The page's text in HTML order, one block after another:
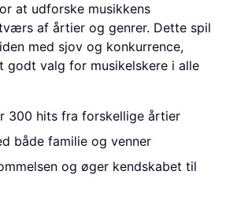
at udforske musikkens
af årtier og genrer. Dette spil
med sjov og konkurrence,
godt valg for musikelskere i alle
300 hits fra forskellige årtier
både familie og venner
og øger kendskabet til